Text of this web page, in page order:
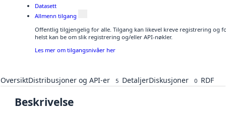
Datasett
Allmenn tilgang
Offentlig tilgjengelig for alle. Tilgang kan likevel kreve registrering og
helst kan be om slik registrering og/eller API-nøkler.
Les mer om tilgangsnivåer her
OversiktDistribusjoner og API-er 5 DetaljerDiskusjoner 0 RDF
Beskrivelse